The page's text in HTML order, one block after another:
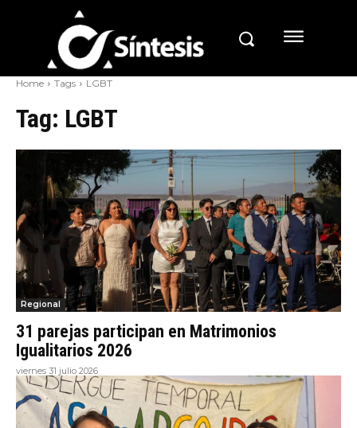
Home Tags LGBT
Tag: LGBT
Regional
31 parejas participan en Matrimonios
Igualitarios 2026
viernes 31 julio 2026